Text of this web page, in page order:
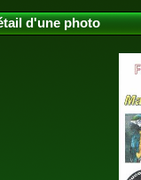
d'une photo